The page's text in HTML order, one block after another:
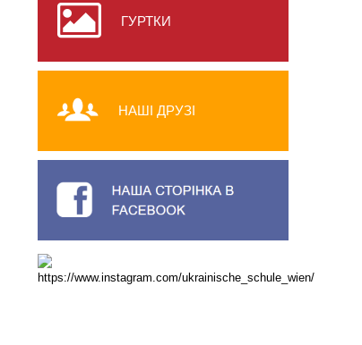
ГУРТКИ
НАШІ ДРУЗІ